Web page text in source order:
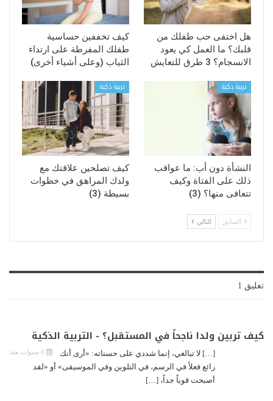
هل اختفى حب طفلك من
قلبك؟ ما العمل كي يعود
الانسجام؟ 3 طرق للتعايش
كيف تخففين حساسية
طفلك المفرطة على ارتداء
الثياب (وعلى أشياء أخرى)
تربية ذكية
النشأة دون أب: ما عواقب
ذلك على الفتاة وكيف
تتعافى منها؟ (3)
تربية ذكية
كيف تصلحين علاقتك مع
ولدك المراهق في خطوات
بسيطة (3)
السابق التالي
تعليق 1
كيف تربين ولدا ناجحاً في المستقبل؟ - التربية الذكية
[…] لا تبالغي، إنما شددي على حسناته: «أرى أنك
رائع فعلاً في الرسم، في التلوين وفي الموسيقى» أو «لقد
أصبحت قوياً جداً، […]